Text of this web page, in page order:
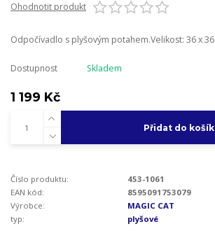
Ohodnotit produkt
Odpočívadlo s plyšovým potahem.Velikost: 36 x 36
Dostupnost Skladem
1 199 Kč
Přidat do
Číslo produktu:
453-1061
EAN kód:
8595091753079
Výrobce:
MAGIC CAT
typ:
plyšové